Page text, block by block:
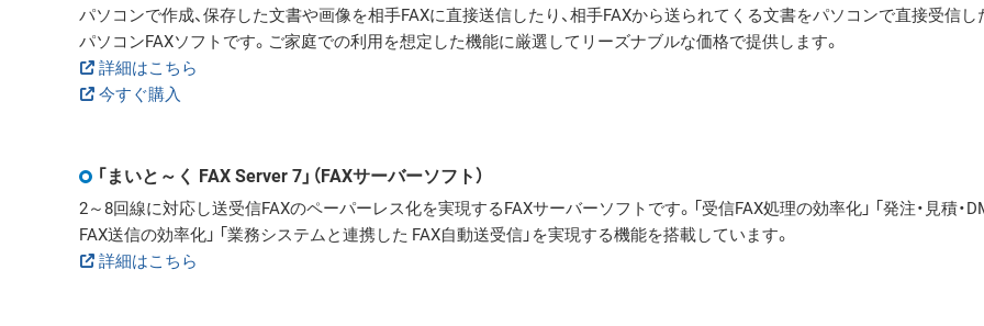
パソコンで作成、保存した文書や画像を相手FAXに直接送信したり、相手FAXから送られてくる文書をパソコンで直接受信し
パソコンFAXソフトです。ご家庭での利用を想定した機能に厳選してリーズナブルな価格で提供します。
詳細はこちら
今すぐ購入
「まいと～く FAX Server 7」（FAXサーバーソフト）
2～8回線に対応し送受信FAXのペーパーレス化を実現するFAXサーバーソフトです。「受信FAX処理の効率化」 「発注・見積・
FAX送信の効率化」 「業務システムと連携した FAX自動送受信」を実現する機能を搭載しています。
詳細はこちら